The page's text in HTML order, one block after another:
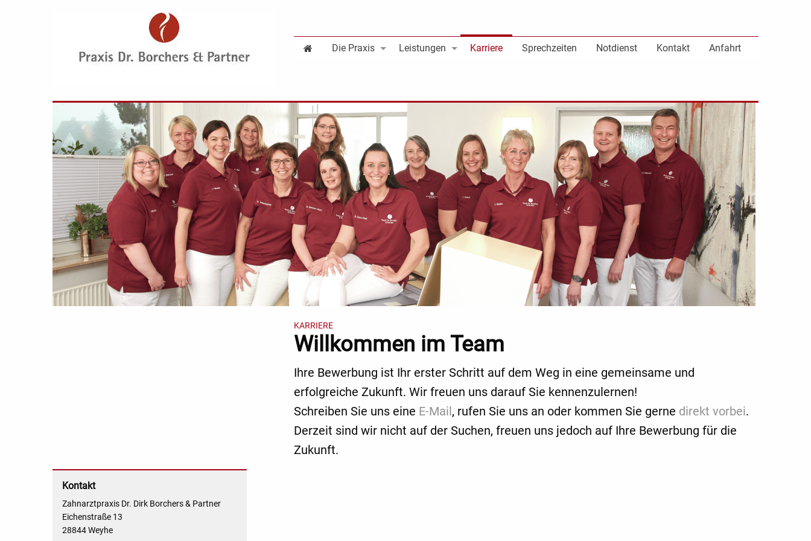
Die Praxis Leistungen Karriere Sprechzeiten Notdienst Kontakt Anfahrt
KARRIERE
Willkommen im Team
Ihre Bewerbung ist Ihr erster Schritt auf dem Weg in eine gemeinsame und
erfolgreiche Zukunft. Wir freuen uns darauf Sie kennenzulernen!
Schreiben Sie uns eine E-Mail, rufen Sie uns an oder kommen Sie gerne direkt vorbei.
Derzeit sind wir nicht auf der Suchen, freuen uns jedoch auf Ihre Bewerbung für die
Zukunft.
Kontakt
Zahnarztpraxis Dr. Dirk Borchers & Partner
Eichenstraße 13
28844 Weyhe